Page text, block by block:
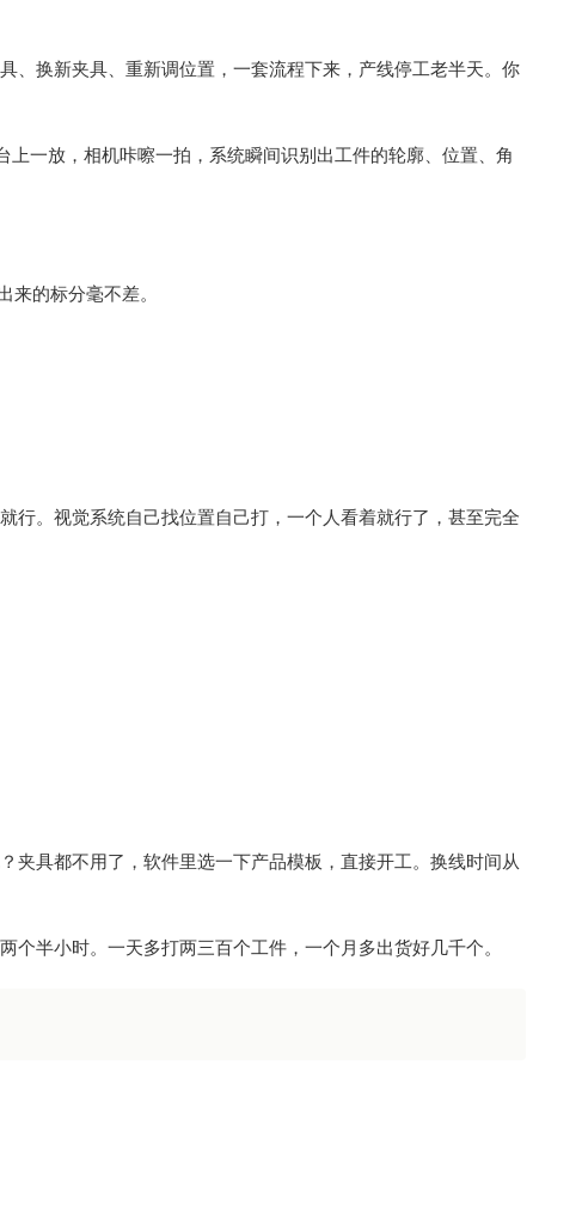
、换新夹具、重新调位置，一套流程下来，产线停工老半天。你
一放，相机咔嚓一拍，系统瞬间识别出工件的轮廓、位置、角
来的标分毫不差。
行。视觉系统自己找位置自己打，一个人看着就行了，甚至完全
具都不用了，软件里选一下产品模板，直接开工。换线时间从
半小时。一天多打两三百个工件，一个月多出货好几千个。